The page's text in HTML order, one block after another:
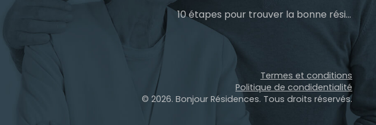
10 étapes pour trouver la bonne résidence pour personnes âgées
Termes et conditions
Politique de condidentialité
© 2026. Bonjour Résidences. Tous droits réservés.